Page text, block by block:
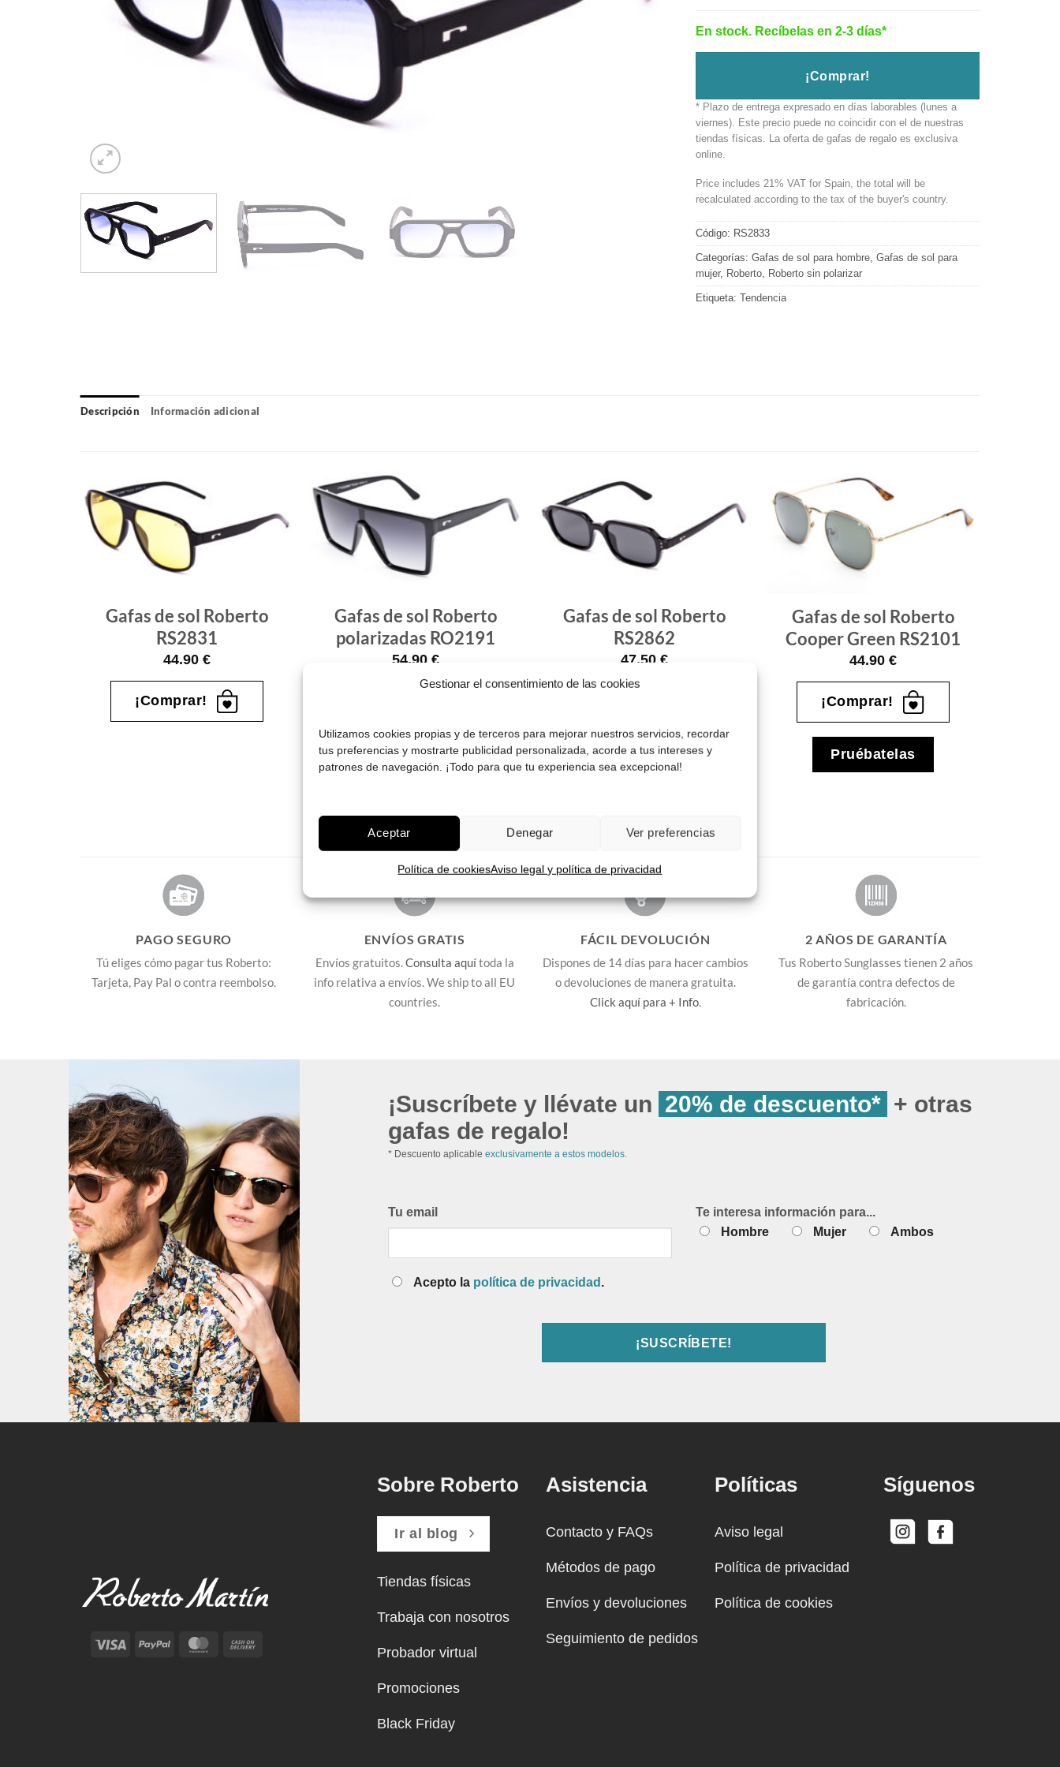
Gestionar el consentimiento de las cookies
Utilizamos cookies propias y de terceros para mejorar nuestros servicios, recordar
tus preferencias y mostrarte publicidad personalizada, acorde a tus intereses y
patrones de navegación. ¡Todo para que tu experiencia sea excepcional!
Aceptar Denegar Ver preferencias
Política de cookiesAviso legal y política de privacidad
En stock. Recíbelas en 2-3 días*
¡Comprar!
* Plazo de entrega expresado en días laborables (lunes a
viernes). Este precio puede no coincidir con el de nuestras
tiendas físicas. La oferta de gafas de regalo es exclusiva
online.
Price includes 21% VAT for Spain, the total will be
recalculated according to the tax of the buyer's country.
Código: RS2833
Categorías: Gafas de sol para hombre Gafas de sol para
mujer, Roberto Roberto sin polarizar
Etiqueta: Tendencia
Descripción Información adicional
de sol
que
Gafas de sol Roberto
RS2831
44.90 €
¡Comprar!
Gafas
Gafas de sol Roberto
polarizadas RO2191
54.90 €
Pruébatelas
Gafas
de sol
Gafas de sol Roberto
RS2862
47.50 €
Gafas
de sol
Gafas de sol Roberto
Cooper Green RS2101
44.90 €
¡Comprar!
Pruébatelas
PAGO SEGURO
Tú eliges cómo pagar tus Roberto:
Tarjeta, Pay Pal o contra reembolso.
ENVÍOS GRATIS
Envíos gratuitos.Consulta aquítoda la
info relativa a envíos. We ship to all EU
countries.
FÁCIL DEVOLUCIÓN
Dispones de 14 días para hacer cambios
o devoluciones de manera gratuita.
Click aquí para + Info.
2 AÑOS DE GARANTÍA
Tus Roberto Sunglasses tienen 2 años
de garantía contra defectos de
fabricación.
¡Suscríbete y llévate un 20% de descuento* + otras
gafas de regalo!
* Descuento aplicable exclusivamente a estos modelos.
Tu email
Acepto la política de privacidad .
Te interesa información para...
Hombre
Mujer Ambos
Visa PayPal MasterCard
Sobre Roberto
Ir al blog
Tiendas físicas
Trabaja con nosotros
Probador virtual
Promociones
Black Friday
Asistencia
Contacto y FAQs
Métodos de pago
Envíos y devoluciones
Seguimiento de pedidos
Políticas
Aviso legal
Política de privacidad
Política de cookies
Síguenos